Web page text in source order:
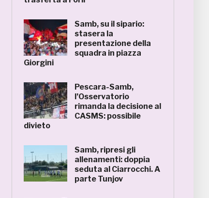
Samb, su il sipario:
stasera la
presentazione della
squadra in piazza
Giorgini
Pescara-Samb,
l’Osservatorio
rimanda la decisione al
CASMS: possibile
divieto
Samb, ripresi gli
allenamenti: doppia
seduta al Ciarrocchi. A
parte Tunjov